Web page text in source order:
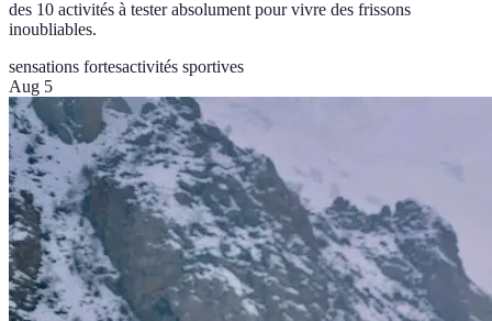
des 10 activités à tester absolument pour vivre des frissons
inoubliables.
sensations fortesactivités sportives
Aug 5